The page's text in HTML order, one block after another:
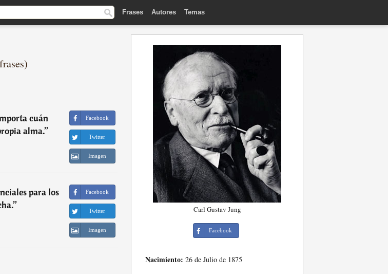
Frases Autores Temas
cuán
alma.”
Facebook
Twitter
Imagen
para los
”
Facebook
Twitter
Imagen
Carl Gustav Jung
Facebook
Nacimiento: 26 de Julio de 1875